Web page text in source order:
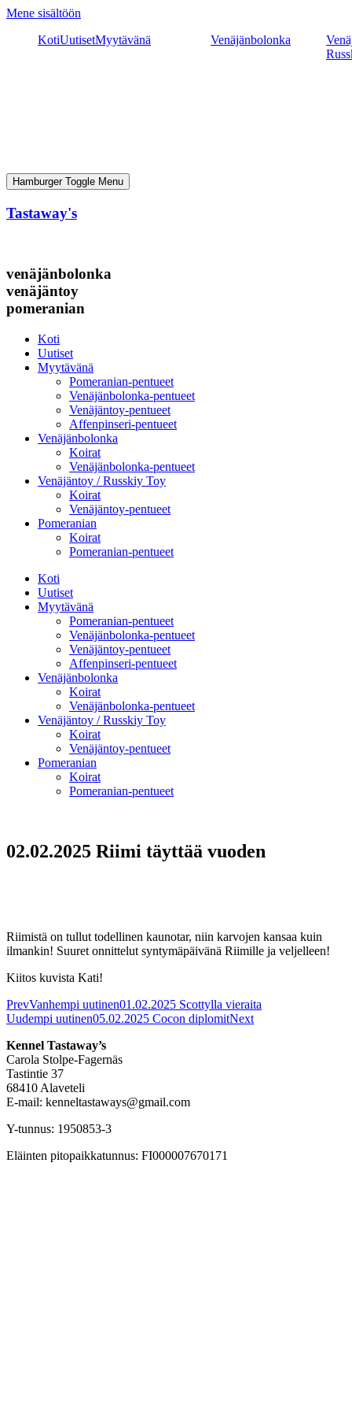
Mene sisältöön
KotiUutisetMyytävänä Venäjänbolonka
Hamburger Toggle Menu
Tastaway's
venäjänbolonka
venäjäntoy
pomeranian
Koti
Uutiset
Myytävänä
Pomeranian-pentueet
Venäjänbolonka-pentueet
Venäjäntoy-pentueet
Affenpinseri-pentueet
Venäjänbolonka
Koirat
Venäjänbolonka-pentueet
Venäjäntoy / Russkiy Toy
Koirat
Venäjäntoy-pentueet
Pomeranian
Koirat
Pomeranian-pentueet
Koti
Uutiset
Myytävänä
Pomeranian-pentueet
Venäjänbolonka-pentueet
Venäjäntoy-pentueet
Affenpinseri-pentueet
Venäjänbolonka
Koirat
Venäjänbolonka-pentueet
Venäjäntoy / Russkiy Toy
Koirat
Venäjäntoy-pentueet
Pomeranian
Koirat
Pomeranian-pentueet
02.02.2025 Riimi täyttää vuoden
Riimistä on tullut todellinen kaunotar, niin karvojen kansaa kuin
ilmankin! Suuret onnittelut syntymäpäivänä Riimille ja veljelleen!
Kiitos kuvista Kati!
PrevVanhempi uutinen01.02.2025 Scottylla vieraita
Uudempi uutinen05.02.2025 Cocon diplomitNext
Kennel Tastaway’s
Carola Stolpe-Fagernäs
Tastintie 37
68410 Alaveteli
E-mail: kenneltastaways@gmail.com
Y-tunnus: 1950853-3
Eläinten pitopaikkatunnus: FI000007670171